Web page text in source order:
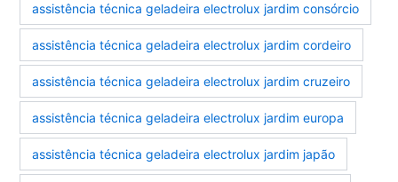
assistência técnica geladeira electrolux jardim consórcio
assistência técnica geladeira electrolux jardim cordeiro
assistência técnica geladeira electrolux jardim cruzeiro
assistência técnica geladeira electrolux jardim europa
assistência técnica geladeira electrolux jardim japão